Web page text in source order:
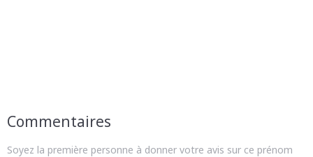
Commentaires
Soyez la première personne à donner votre avis sur ce prénom